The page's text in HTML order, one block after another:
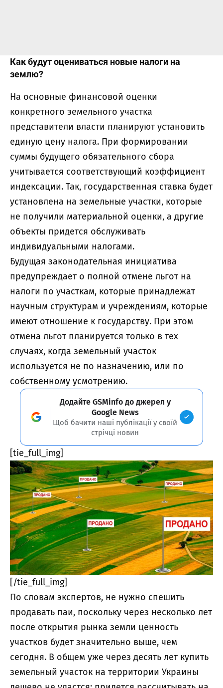
Как будут оцениваться новые налоги на
землю?
На основные финансовой оценки
конкретного земельного участка
представители власти планируют установить
единую цену налога. При формировании
суммы будущего обязательного сбора
учитывается соответствующий коэффициент
индексации. Так, государственная ставка будет
установлена ​​на земельные участки, которые
не получили материальной оценки, а другие
объекты придется обслуживать
индивидуальными налогами.
Будущая законодательная инициатива
предупреждает о полной отмене льгот на
налоги по участкам, которые принадлежат
научным структурам и учреждениям, которые
имеют отношение к государству. При этом
отмена льгот планируется только в тех
случаях, когда земельный участок
используется не по назначению, или по
собственному усмотрению.
Додайте GSMinfo до джерел у
Google News
Щоб бачити наші публікації у своїй
стрічці новин
[tie_full_img]
[/tie_full_img]
По словам экспертов, не нужно спешить
продавать паи, поскольку через несколько лет
после открытия рынка земли ценность
участков будет значительно выше, чем
сегодня. В общем уже через десять лет купить
земельный участок на территории Украины